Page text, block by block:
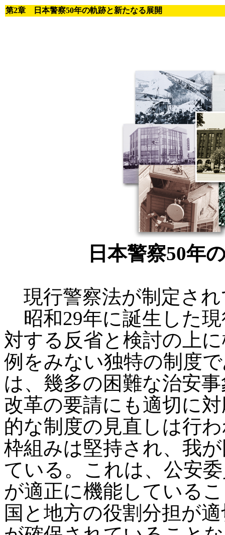
第2章 日本警察50年の軌跡と新たなる展開
日本警察50年
現行警察法が制定され
昭和29年に誕生した
対する反省と検討の上
例をみない独特の制度
は、幾多の困難な治安
改革の要請にも適切に
的な制度の見直しは行
枠組みは堅持され、我
ている。これは、公安
が適正に機能している
国と地方の役割分担が